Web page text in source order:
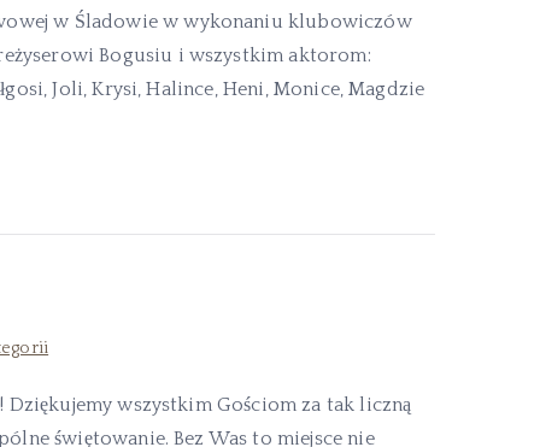
w Śladowie w wykonaniu klubowiczów
Bogusiu i wszystkim aktorom:
Joli, Krysi, Halince, Heni, Monice, Magdzie
wszystkim Gościom za tak liczną
świętowanie. Bez Was to miejsce nie